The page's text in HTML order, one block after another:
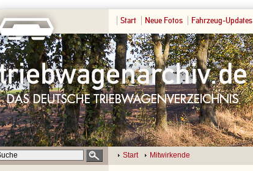
Start Neue Fotos Fahrzeug-Updates
Start Mitwirkende